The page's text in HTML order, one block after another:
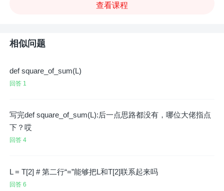
查看课程
相似问题
def square_of_sum(L)
回答 1
写完def square_of_sum(L):后一点思路都没有，哪位大佬指点
下？哎
回答 4
L = T[2] # 第二行“=”能够把L和T[2]联系起来吗
回答 6